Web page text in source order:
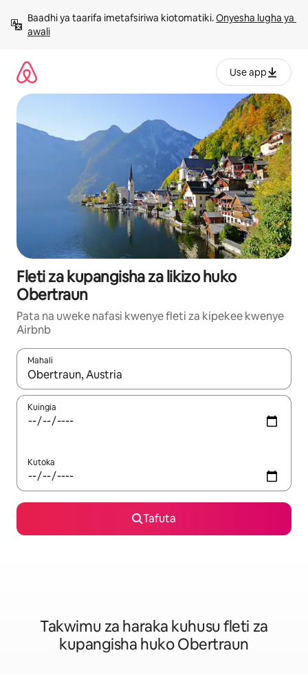
kwenda
kwenye
Baadhi ya taarifa imetafsiriwa kiotomatiki. Onyesha lugha ya
awali
Use app
Fleti za kupangisha za likizo huko
Obertraun
Pata na uweke nafasi kwenye fleti za kipekee kwenye
Airbnb
Mahali
Wakati matokeo yanapatikana, vinjari kwa kutumia vitufe vya
Kuingia
Kutoka
Tafuta
Takwimu za haraka kuhusu fleti za
kupangisha huko Obertraun